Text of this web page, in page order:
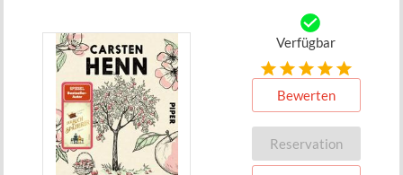
Verfügbar
Bewerten
Reservation